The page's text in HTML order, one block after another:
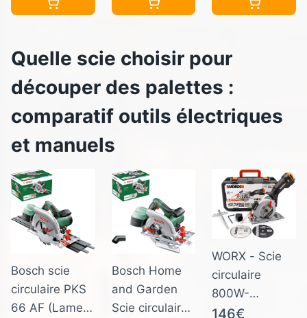
Tours par
Variables, 0-3
Ensembles
Orbitaux, 6
Lames de scie,
Angle
d'inclinaison
±45 °, Cordon
2 Mètres
Changement
Découpe Bois
et Métaux
Quelle scie choisir pour
découper des palettes :
comparatif outils électriques
et manuels
Bosch scie
circulaire PKS
66 AF (Lame
Bosch Home
and Garden
Scie circulaire
WORX - Scie
circulaire
800W-
Worxsaw -
146€